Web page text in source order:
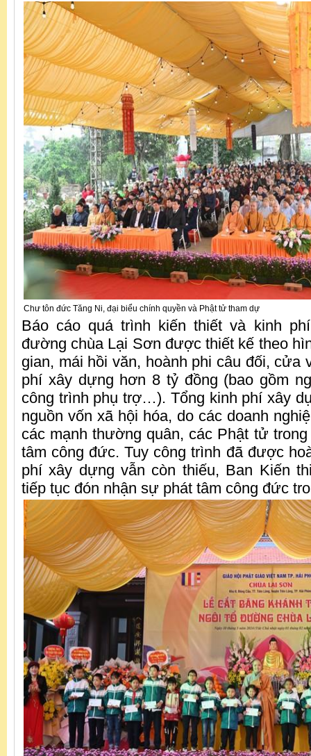
Chư tôn đức Tăng Ni, đại biểu chính quyền và Phật tử tham dự
Báo cáo quá trình kiến thiết và kinh
đường chùa Lại Sơn được thiết kế theo
gian, mái hồi văn, hoành phi câu đối,
phí xây dựng hơn 8 tỷ đồng (bao gồm
công trình phụ trợ…). Tổng kinh phí xây
nguồn vốn xã hội hóa, do các doanh
các mạnh thường quân, các Phật tử
tâm công đức. Tuy công trình đã được
phí xây dựng vẫn còn thiếu, Ban Kiến
tiếp tục đón nhận sự phát tâm công đức